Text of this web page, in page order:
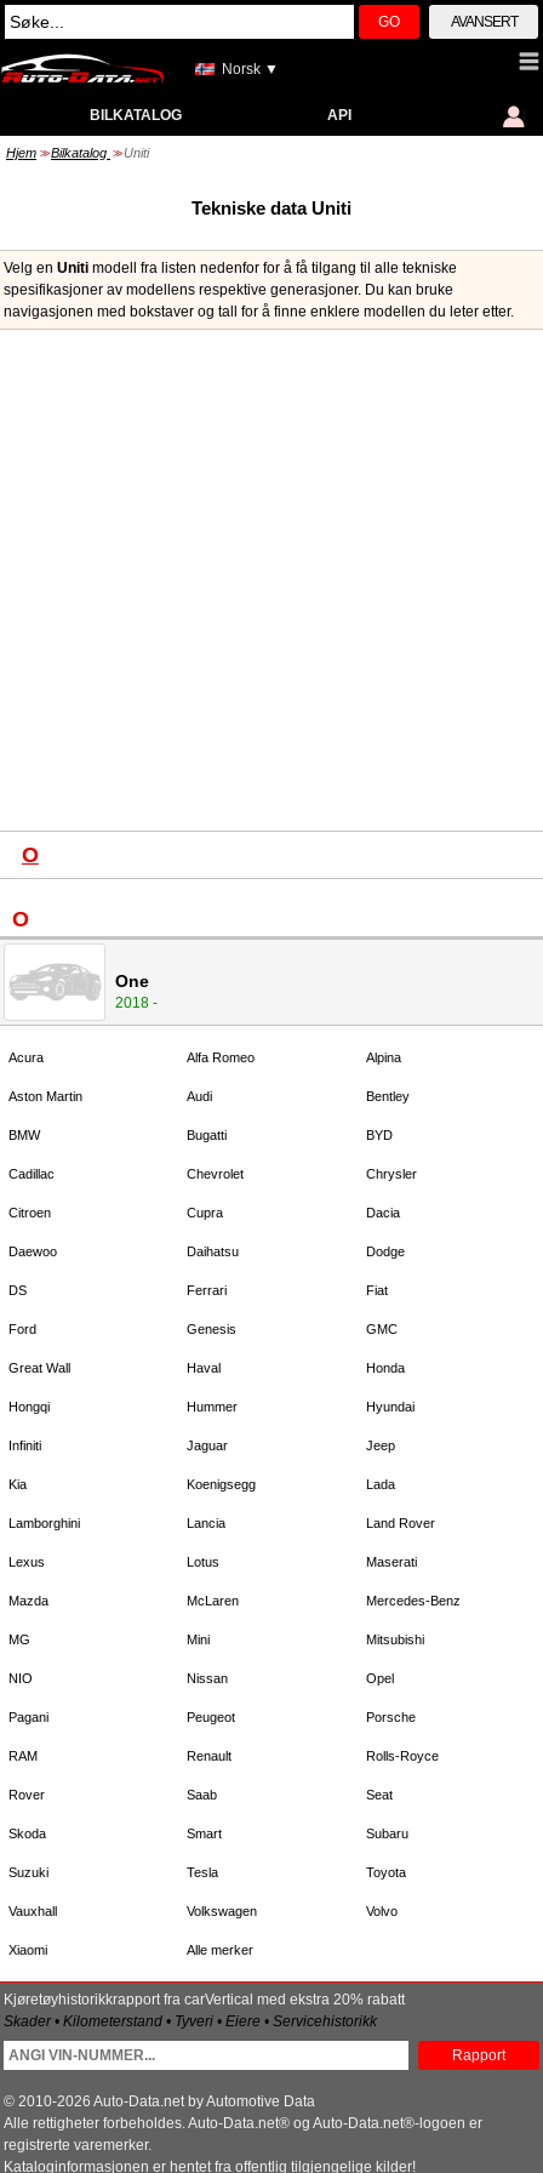
GO AVANSERT
Norsk ▼
BILKATALOG API
Hjem >> Bilkatalog >> Uniti
Tekniske data Uniti
Velg en Uniti modell fra listen nedenfor for å få tilgang til alle tekniske
spesifikasjoner av modellens respektive generasjoner. Du kan bruke
navigasjonen med bokstaver og tall for å finne enklere modellen du leter etter.
O
O
One
2018 -
Acura Alfa Romeo Alpina
Aston Martin Audi Bentley
BMW Bugatti BYD
Cadillac Chevrolet Chrysler
Citroen Cupra Dacia
Daewoo Daihatsu Dodge
DS Ferrari Fiat
Ford Genesis GMC
Great Wall Haval Honda
Hongqi Hummer Hyundai
Infiniti Jaguar Jeep
Kia Koenigsegg Lada
Lamborghini Lancia Land Rover
Lexus Lotus Maserati
Mazda McLaren Mercedes-Benz
MG Mini Mitsubishi
NIO Nissan Opel
Pagani Peugeot Porsche
RAM Renault Rolls-Royce
Rover Saab Seat
Skoda Smart Subaru
Suzuki Tesla Toyota
Vauxhall Volkswagen Volvo
Xiaomi Alle merker
Kjøretøyhistorikkrapport fra carVertical med ekstra 20% rabatt
Skader • Kilometerstand • Tyveri • Eiere • Servicehistorikk
Rapport
© 2010-2026 Auto-Data.net by Automotive Data
Alle rettigheter forbeholdes. Auto-Data.net® og Auto-Data.net®-logoen er
registrerte varemerker.
Kataloginformasjonen er hentet fra offentlig tilgjengelige kilder!